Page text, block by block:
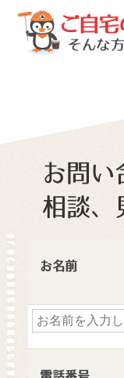
お問い
相談、
お名前
電話番号